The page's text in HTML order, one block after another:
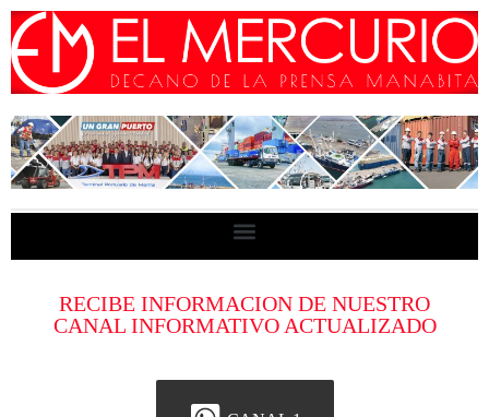
RECIBE INFORMACION DE NUESTRO
CANAL INFORMATIVO ACTUALIZADO